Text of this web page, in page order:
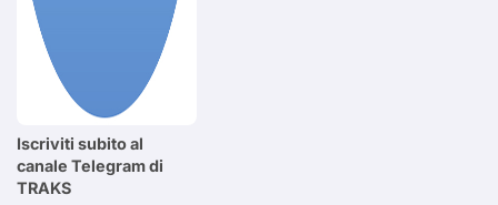
Iscriviti subito al
canale Telegram di
TRAKS